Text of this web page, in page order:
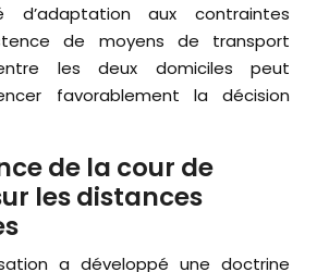
aux contraintes
de moyens de transport
les deux domiciles peut
favorablement la décision
de la cour de
les distances
a développé une doctrine